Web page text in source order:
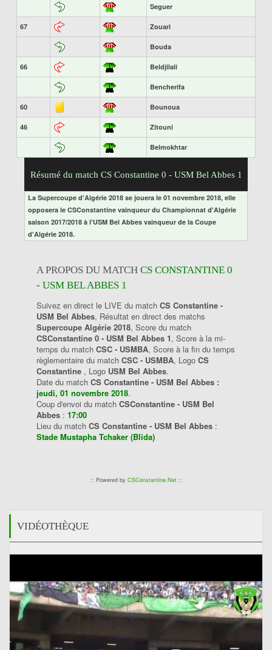
Seguer
67 Zouari
Bouda
66 Beldjilali
Bencherifa
60 Bounoua
46 Zitouni
Belmokhtar
Résumé du match CS Constantine 0 - USM Bel Abbes 1
La Supercoupe d'Algérie 2018 se jouera le 01 novembre 2018, elle
opposera le CSConstantine vainqueur du Championnat d'Algérie
saison 2017/2018 à l'USM Bel Abbes vainqueur de la Coupe
d'Algérie 2018.
A PROPOS DU MATCH CS CONSTANTINE 0
- USM BEL ABBES 1
Suivez en direct le LIVE du match CS Constantine -
USM Bel Abbes, Résultat en direct des matchs
Supercoupe Algérie 2018, Score du match
CSConstantine 0 - USM Bel Abbes 1, Score à la mi-
temps du match CSC - USMBA, Score à la fin du temps
règlementaire du match CSC - USMBA, Logo CS
Constantine , Logo USM Bel Abbes.
Date du match CS Constantine - USM Bel Abbes :
jeudi, 01 novembre 2018.
Coup d'envoi du match CSConstantine - USM Bel
Abbes : 17:00
Lieu du match CS Constantine - USM Bel Abbes :
Stade Mustapha Tchaker (Blida)
:: Powered by CSConstantine.Net::
VIDÉOTHÈQUE